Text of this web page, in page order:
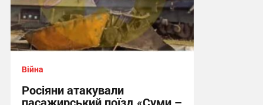
Війна
Росіяни атакували